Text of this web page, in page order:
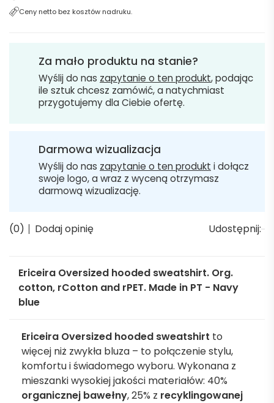
Ceny netto bez kosztów nadruku.
Za mało produktu na stanie?
Wyślij do nas zapytanie o ten produkt, podając
ile sztuk chcesz zamówić, a natychmiast
przygotujemy dla Ciebie ofertę.
Darmowa wizualizacja
Wyślij do nas zapytanie o ten produkt i dołącz
swoje logo, a wraz z wyceną otrzymasz
darmową wizualizację.
(0) Dodaj opinię Udostępnij:
Ericeira Oversized hooded sweatshirt. Org.
cotton, rCotton and rPET. Made in PT - Navy
blue
Ericeira Oversized hooded sweatshirt to
więcej niż zwykła bluza – to połączenie stylu,
komfortu i świadomego wyboru. Wykonana z
mieszanki wysokiej jakości materiałów: 40%
organicznej bawełny, 25% z recyklingowanej